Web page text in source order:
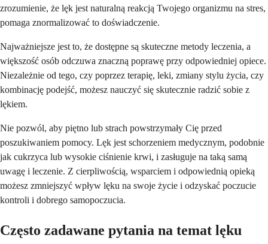
zrozumienie, że lęk jest naturalną reakcją Twojego organizmu na stres,
pomaga znormalizować to doświadczenie.
Najważniejsze jest to, że dostępne są skuteczne metody leczenia, a
większość osób odczuwa znaczną poprawę przy odpowiedniej opiece.
Niezależnie od tego, czy poprzez terapię, leki, zmiany stylu życia, czy
kombinację podejść, możesz nauczyć się skutecznie radzić sobie z
lękiem.
Nie pozwól, aby piętno lub strach powstrzymały Cię przed
poszukiwaniem pomocy. Lęk jest schorzeniem medycznym, podobnie
jak cukrzyca lub wysokie ciśnienie krwi, i zasługuje na taką samą
uwagę i leczenie. Z cierpliwością, wsparciem i odpowiednią opieką
możesz zmniejszyć wpływ lęku na swoje życie i odzyskać poczucie
kontroli i dobrego samopoczucia.
Często zadawane pytania na temat lęku